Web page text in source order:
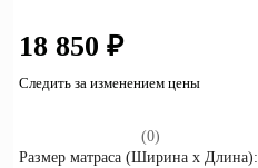
Наши салоны
Дизайнерам и архитекторам
Обратный звонок
18 850 ₽
Следить за изменением цены
(0)
Размер матраса (Ширина х Длина):